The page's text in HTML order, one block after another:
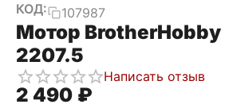
КОД: 107987
Мотор BrotherHobby
2207.5
Написать отзыв
2 490 ₽